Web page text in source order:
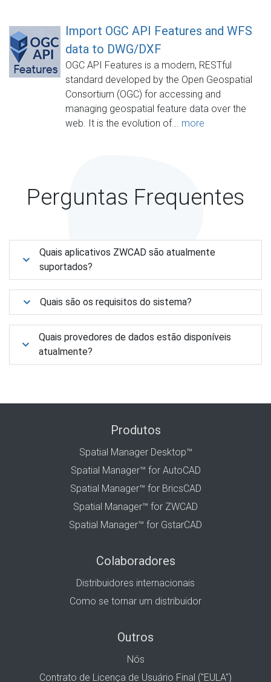
Import OGC API Features and WFS
data to DWG/DXF
OGC API Features is a modern, RESTful
standard developed by the Open Geospatial
Consortium (OGC) for accessing and
managing geospatial feature data over the
web. It is the evolution of... more
Perguntas Frequentes
Quais aplicativos ZWCAD são atualmente
suportados?
Quais são os requisitos do sistema?
Quais provedores de dados estão disponíveis
atualmente?
Produtos
Spatial Manager Desktop™
Spatial Manager™ for AutoCAD
Spatial Manager™ for BricsCAD
Spatial Manager™ for ZWCAD
Spatial Manager™ for GstarCAD
Colaboradores
Distribuidores internacionais
Como se tornar um distribuidor
Outros
Nós
Contrato de Licença de Usuário Final ("EULA")